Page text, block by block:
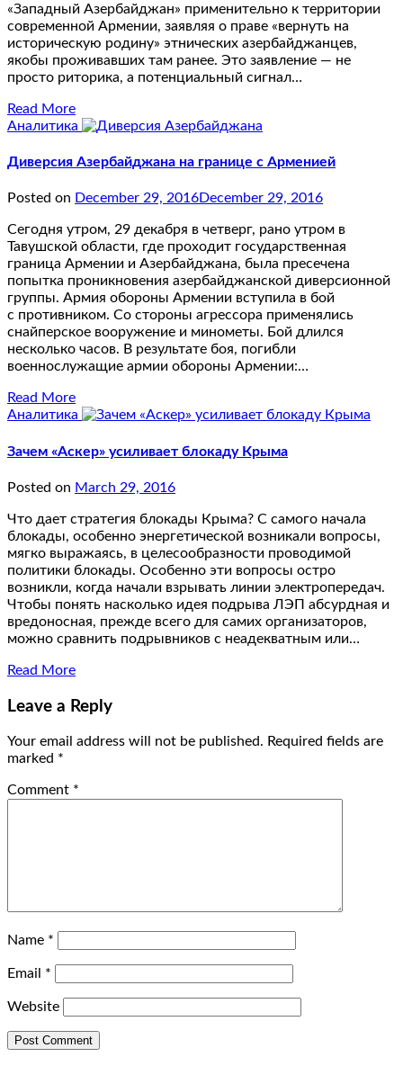
«Западный Азербайджан» применительно к территории
современной Армении, заявляя о праве «вернуть на
историческую родину» этнических азербайджанцев,
якобы проживавших там ранее. Это заявление — не
просто риторика, а потенциальный сигнал…
Read More
Аналитика
Диверсия Азербайджана на границе с Арменией
Posted on December 29, 2016December 29, 2016
Сегодня утром, 29 декабря в четверг, рано утром в
Тавушской области, где проходит государственная
граница Армении и Азербайджана, была пресечена
попытка проникновения азербайджанской диверсионной
группы. Армия обороны Армении вступила в бой
с противником. Со стороны агрессора применялись
снайперское вооружение и минометы. Бой длился
несколько часов. В результате боя, погибли
военнослужащие армии обороны Армении:…
Read More
Аналитика
Зачем «Аскер» усиливает блокаду Крыма
Posted on March 29, 2016
Что дает стратегия блокады Крыма? С самого начала
блокады, особенно энергетической возникали вопросы,
мягко выражаясь, в целесообразности проводимой
политики блокады. Особенно эти вопросы остро
возникли, когда начали взрывать линии электропередач.
Чтобы понять насколько идея подрыва ЛЭП абсурдная и
вредоносная, прежде всего для самих организаторов,
можно сравнить подрывников с неадекватным или…
Read More
Leave a Reply
Your email address will not be published. Required fields are
marked *
Comment *
Name *
Email *
Website